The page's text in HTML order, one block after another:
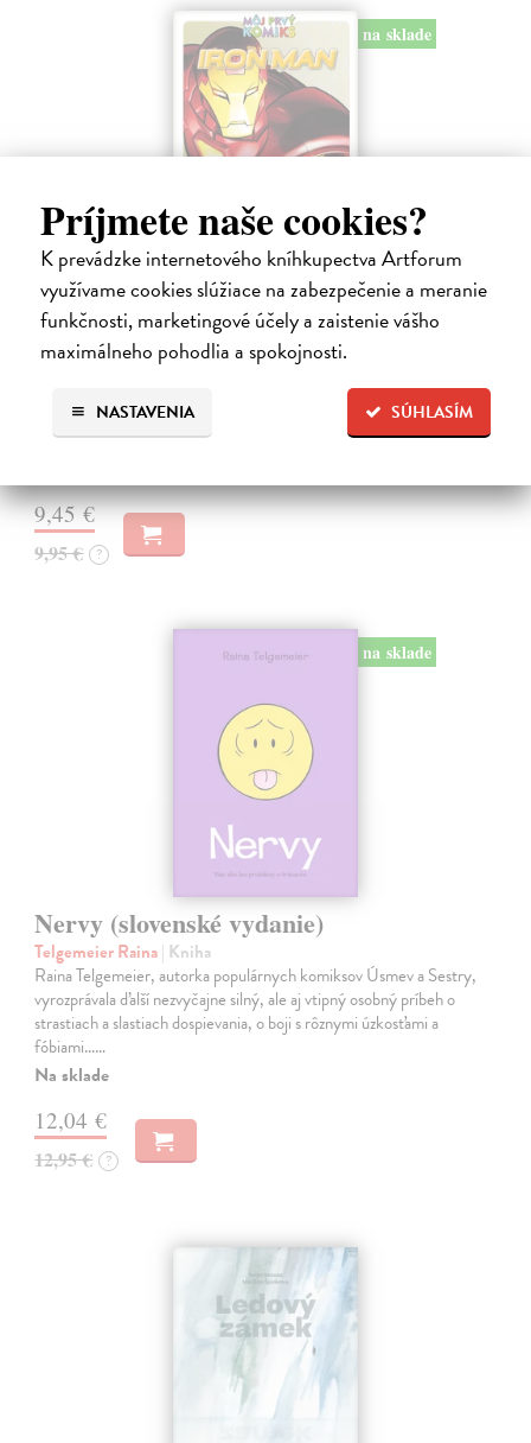
Príjmete naše cookies?
K prevádzke internetového kníhkupectva Artforum
využívame cookies slúžiace na zabezpečenie a meranie
funkčnosti, marketingové účely a zaistenie vášho
maximálneho pohodlia a spokojnosti.
SÚHLASÍM
NASTAVENIA
na sklade
Iron Man. Nikdy sa nevzdáva
kolektív autorov| Kniha
Tony Stark - či už ako miliardár a vynálezca, alebo ako oceľový
bojovník Iron Man - má jediný cieľ: Urobiť zo sveta lepšie a
bezpečnejšie miesto. Aby to dosiahol, nebojí sa vydať ani do tých
najnebezpečnejších…
9,45 €
9,95 € ?
na sklade
Nervy (slovenské vydanie)
Telgemeier Raina| Kniha
Raina Telgemeier, autorka populárnych komiksov Úsmev a Sestry,
vyrozprávala ďalší nezvyčajne silný, ale aj vtipný osobný príbeh o
strastiach a slastiach dospievania, o boji s rôznymi úzkosťami a
fóbiami...…
Na sklade
12,04 €
12,95 € ?